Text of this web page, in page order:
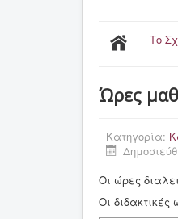
Το
Ώρες
Κατηγορία:
Οι ώρες
Οι διδακτικές